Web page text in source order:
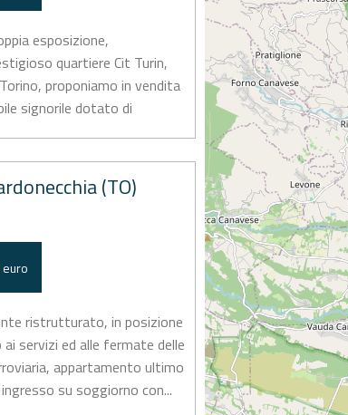
esposizione,
quartiere Cit Turin,
proponiamo in vendita
signorile dotato di
(TO)
euro
ristrutturato, in posizione
servizi ed alle fermate delle
appartamento ultimo
su soggiorno con...